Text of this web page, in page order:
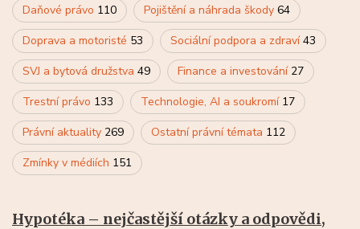
Daňové právo 110 Pojištění a náhrada škody 64
Doprava a motoristé 53 Sociální podpora a zdraví43
SVJ a bytová družstva 49 Finance a investování 27
Trestní právo 133 Technologie, AI a soukromí 17
Právní aktuality 269 Ostatní právní témata 112
Zmínky v médiích 151
Hypotéka – nejčastější otázky a odpovědi,